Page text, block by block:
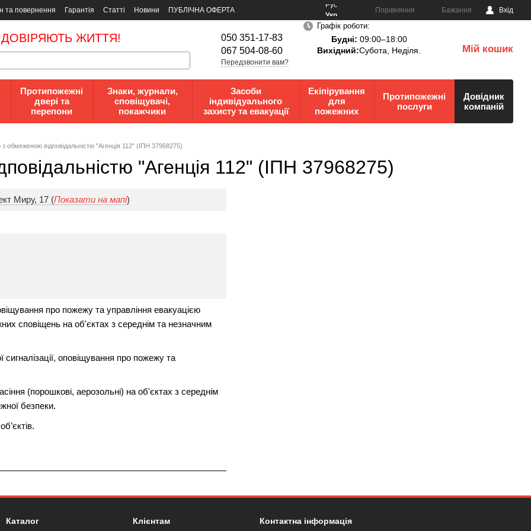
та повернення Гарантія Статті Новини
ПУБЛІЧНА ОФЕРТА
Рус
Укр
Порівняння Бажання Вхід
ЖИТТЯ!
050 351-17-83
067 504-08-60
Передзвонити вам?
Графік роботи:
Будні: 09:00–18:00
Вихідний:Субота, Неділя. Мій кошик
Протипожежні
двері та
перепони
Знаки, журнали,
сповіщувачі,
покажчики
Засоби
індивідуального
захисту та евакуації
Екіпірування
для
пожежних
Протипожежні
послуги
Довідник
компаній
з oбмeжeнoю вiдпoвiдaльнicтю "Агенція 112" (ІПН 37968275)
"Агенція 112" (ІПН 37968275)
Миру, 17 (Показати на мапі)
про пожежу та управління евакуацією
сповіщень на об'єктах з середнім та незначним
оповіщування про пожежу та
(порошкові, аерозольні) на об'єктах з середнім
безпеки.
Каталог Клієнтам Контактна інформація